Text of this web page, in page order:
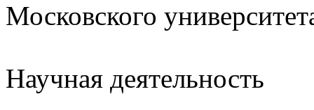
Московского
Научная деятельность